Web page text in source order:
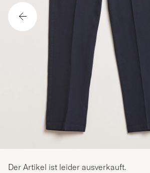
Der Artikel ist leider ausverkauft.